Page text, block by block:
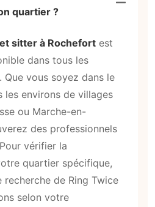
quartier ?
sitter à Rochefort est
dans tous les
vous soyez dans le
les environs de villages
ou Marche-en-
des professionnels
vérifier la
quartier spécifique,
de Ring Twice
selon votre